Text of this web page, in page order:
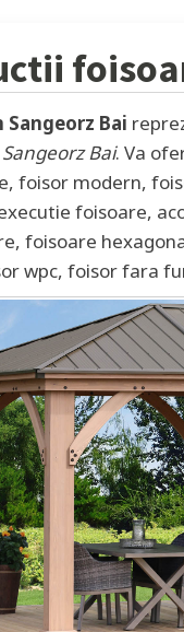
Sangeorz Bai
Bai. Va
foisor modern,
foisoare,
foisoare
wpc, foisor fara